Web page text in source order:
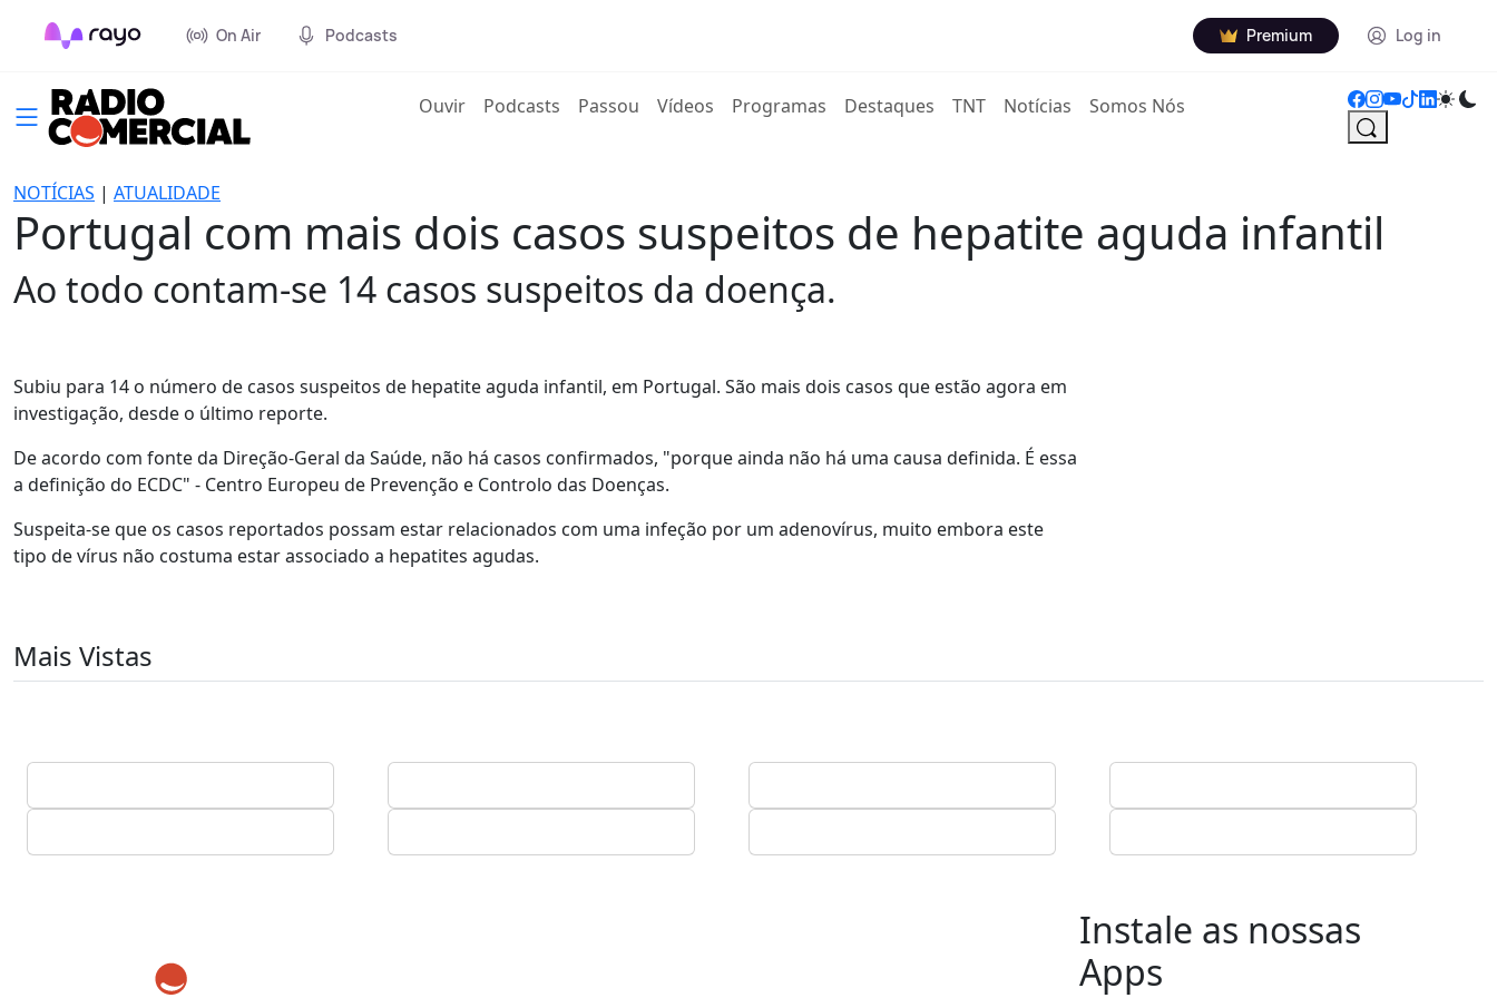
On Air Podcasts Premium Log in
Ouvir(current)
Podcasts Passou Vídeos Programas Destaques TNT Notícias Somos Nós
NOTÍCIAS | ATUALIDADE
Portugal com mais dois casos suspeitos de hepatite aguda infantil
Ao todo contam-se 14 casos suspeitos da doença.
Subiu para 14 o número de casos suspeitos de hepatite aguda infantil, em Portugal. São mais dois casos que estão agora em
investigação, desde o último reporte.
De acordo com fonte da Direção-Geral da Saúde, não há casos confirmados, "porque ainda não há uma causa definida. É essa
a definição do ECDC" - Centro Europeu de Prevenção e Controlo das Doenças.
Suspeita-se que os casos reportados possam estar relacionados com uma infeção por um adenovírus, muito embora este
tipo de vírus não costuma estar associado a hepatites agudas.
Mais Vistas
Instale as nossas
Apps